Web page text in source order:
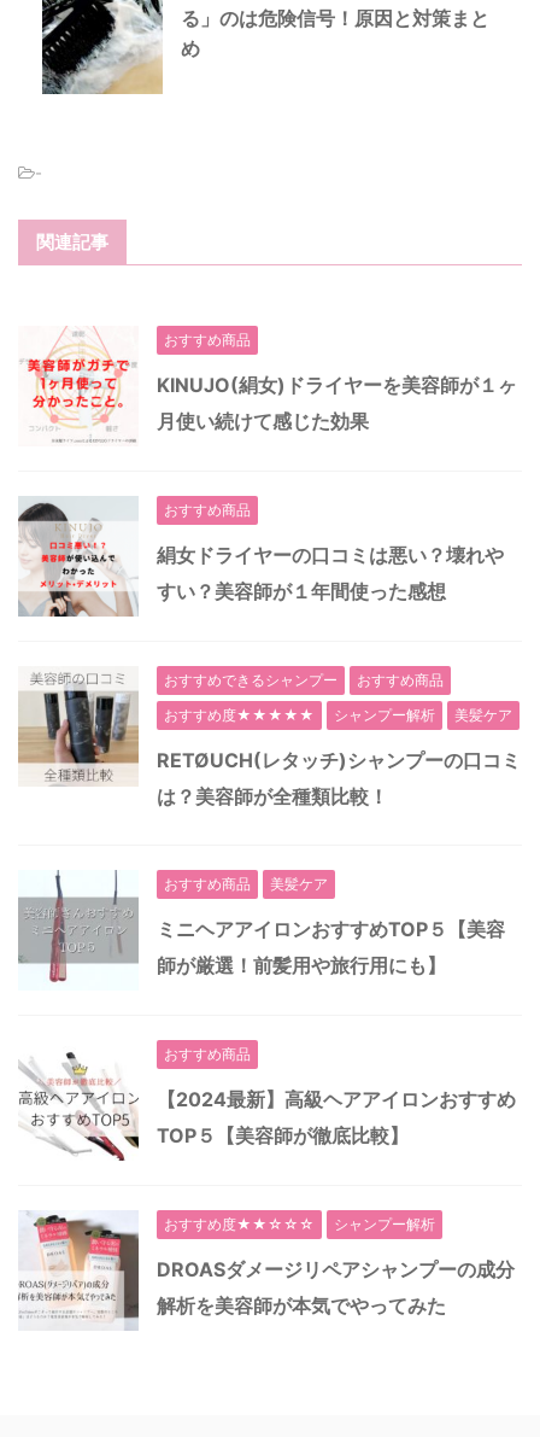
る」のは危険信号！原因と対策まと
め
-
関連記事
おすすめ商品
KINUJO(絹女)ドライヤーを美容師が１ヶ
月使い続けて感じた効果
おすすめ商品
絹女ドライヤーの口コミは悪い？壊れや
すい？美容師が１年間使った感想
おすすめできるシャンプー
おすすめ商品
おすすめ度★★★★★
シャンプー解析 美髪ケア
RETØUCH(レタッチ)シャンプーの口コミ
は？美容師が全種類比較！
おすすめ商品 美髪ケア
ミニヘアアイロンおすすめTOP５【美容
師が厳選！前髪用や旅行用にも】
おすすめ商品
【2024最新】高級ヘアアイロンおすすめ
TOP５【美容師が徹底比較】
おすすめ度★★☆☆☆ シャンプー解析
DROASダメージリペアシャンプーの成分
解析を美容師が本気でやってみた